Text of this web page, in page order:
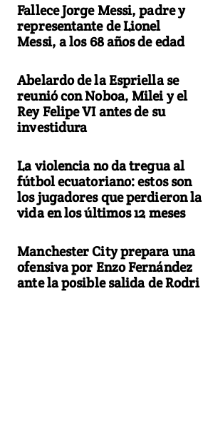
Fallece Jorge Messi, padre y
representante de Lionel
Messi, a los 68 años de edad
Abelardo de la Espriella se
reunió con Noboa, Milei y el
Rey Felipe VI antes de su
investidura
La violencia no da tregua al
fútbol ecuatoriano: estos son
los jugadores que perdieron la
vida en los últimos 12 meses
Manchester City prepara una
ofensiva por Enzo Fernández
ante la posible salida de Rodri